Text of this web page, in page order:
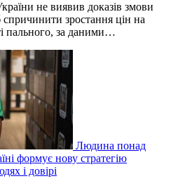
не виявив доказів змови
зростання цін на
пального, за даними…
Людина понад
формує нову стратегію
і довірі